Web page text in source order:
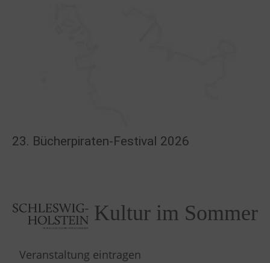
23. Bücherpiraten-Festival 2026
Kultur im Sommer
Veranstaltung eintragen